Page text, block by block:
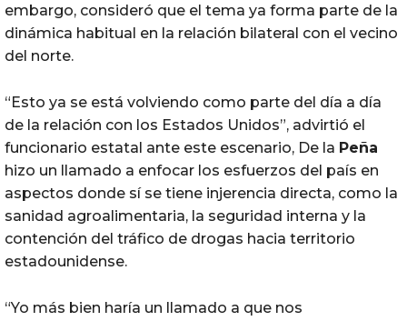
embargo, consideró que el tema ya forma parte de la
dinámica habitual en la relación bilateral con el vecino
del norte.
“Esto ya se está volviendo como parte del día a día
de la relación con los Estados Unidos”, advirtió el
funcionario estatal ante este escenario, De la Peña
hizo un llamado a enfocar los esfuerzos del país en
aspectos donde sí se tiene injerencia directa, como la
sanidad agroalimentaria, la seguridad interna y la
contención del tráfico de drogas hacia territorio
estadounidense.
“Yo más bien haría un llamado a que nos